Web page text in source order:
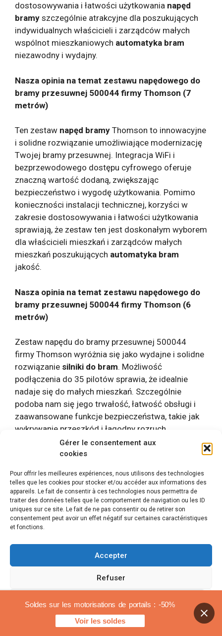
Gérer le consentement aux
cookies
Pour offrir les meilleures expériences, nous utilisons des technologies
telles que les cookies pour stocker et/ou accéder aux informations des
appareils. Le fait de consentir à ces technologies nous permettra de
traiter des données telles que le comportement de navigation ou les ID
uniques sur ce site. Le fait de ne pas consentir ou de retirer son
consentement peut avoir un effet négatif sur certaines caractéristiques
et fonctions.
Accepter
Refuser
Voir les préférences
Polityka plików cookiesInformacje prawne
dostosowywania i łatwości użytkowania napęd
bramy szczególnie atrakcyjne dla poszukujących
indywidualnych właścicieli i zarządców małych
wspólnot mieszkaniowych automatyka bram
niezawodny i wydajny.
Nasza opinia na temat zestawu napędowego do
bramy przesuwnej 500044 firmy Thomson (7
metrów)
Ten zestaw napęd bramy Thomson to innowacyjne
i solidne rozwiązanie umożliwiające modernizację
Twojej bramy przesuwnej. Integracja WiFi i
bezprzewodowego dostępu cyfrowego oferuje
znaczną wartość dodaną, zwiększając
bezpieczeństwo i wygodę użytkowania. Pomimo
konieczności instalacji technicznej, korzyści w
zakresie dostosowywania i łatwości użytkowania
sprawiają, że zestaw ten jest doskonałym wyborem
dla właścicieli mieszkań i zarządców małych
mieszkań poszukujących automatyka bram
jakość.
Nasza opinia na temat zestawu napędowego do
bramy przesuwnej 500044 firmy Thomson (6
metrów)
Zestaw napędu do bramy przesuwnej 500044
firmy Thomson wyróżnia się jako wydajne i solidne
rozwiązanie silniki do bram. Możliwość
podłączenia do 35 pilotów sprawia, że ​​idealnie
nadaje się do małych mieszkań. Szczególnie
podoba nam się jego trwałość, łatwość obsługi i
zaawansowane funkcje bezpieczeństwa, takie jak
wykrywanie przeszkód i łagodny rozruch.
Integracja WiFi i klawiatury bezprzewodowej
zapewnia znaczną wartość dodaną, zwiększając
elastyczność i wygodę. Pomimo konieczności
instalacji technicznej, zestaw ten jest doskonałym
wyborem dla właścicieli domów i zarządców
małych mieszkańautomatyka bramniezawodny i
nowoczesny.
Napęd z ramieniem
przegubowym do bram
skrzydłowych – Sésame 250
– Thomson podłączony do
smartfona z systemem
Soldes sur les motorisations de portails : -50%
Voir les soldes